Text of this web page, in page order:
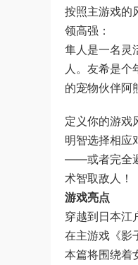
按照主游戏的
领高强：
隼人是一名灵
人。友希是
的宠物伙伴阿
定义你的游戏
明智选择相应
——或者完全
术智取敌人！
游戏亮点
穿越到日本江
在主游戏《影
本篇将围绕着